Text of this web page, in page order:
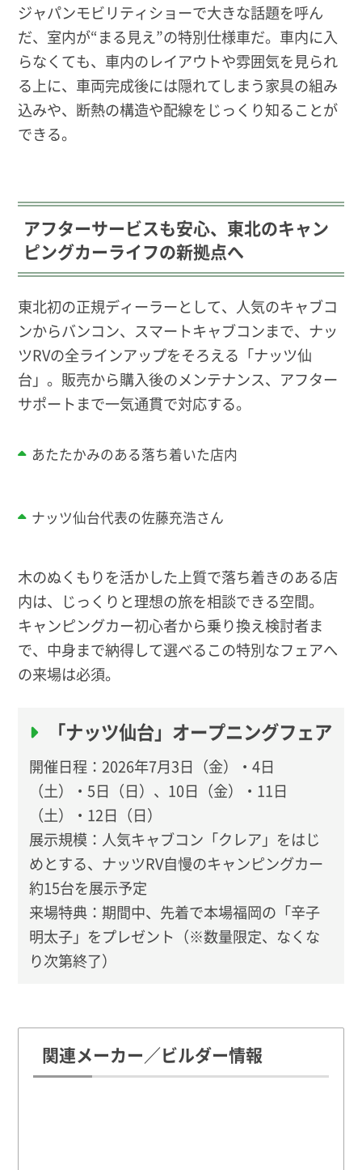
ジャパンモビリティショーで大きな話題を呼ん
だ、室内が“まる見え”の特別仕様車だ。車内に入
らなくても、車内のレイアウトや雰囲気を見られ
る上に、車両完成後には隠れてしまう家具の組み
込みや、断熱の構造や配線をじっくり知ることが
できる。
アフターサービスも安心、東北のキャン
ピングカーライフの新拠点へ
東北初の正規ディーラーとして、人気のキャブコ
ンからバンコン、スマートキャブコンまで、ナッ
ツRVの全ラインアップをそろえる「ナッツ仙
台」。販売から購入後のメンテナンス、アフター
サポートまで一気通貫で対応する。
あたたかみのある落ち着いた店内
ナッツ仙台代表の佐藤充浩さん
木のぬくもりを活かした上質で落ち着きのある店
内は、じっくりと理想の旅を相談できる空間。
キャンピングカー初心者から乗り換え検討者ま
で、中身まで納得して選べるこの特別なフェアへ
の来場は必須。
「ナッツ仙台」オープニングフェア
開催日程：2026年7月3日（金）・4日
（土）・5日（日）、10日（金）・11日
（土）・12日（日）
展示規模：人気キャブコン「クレア」をはじ
めとする、ナッツRV自慢のキャンピングカー
約15台を展示予定
来場特典：期間中、先着で本場福岡の「辛子
明太子」をプレゼント（※数量限定、なくな
り次第終了）
関連メーカー／ビルダー情報